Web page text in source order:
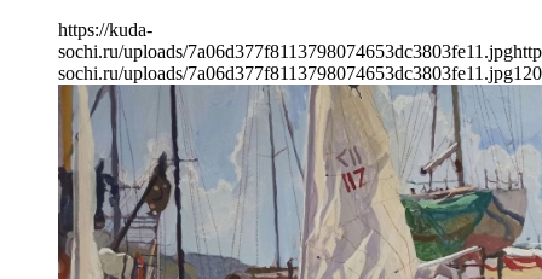
https://kuda-
sochi.ru/uploads/7a06d377f8113798074653dc3803fe11.jpg
sochi.ru/uploads/7a06d377f8113798074653dc3803fe11.jpg